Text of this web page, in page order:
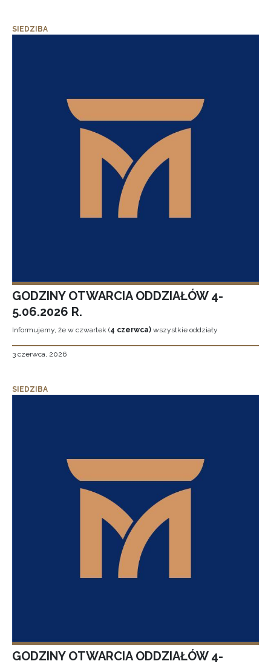
SIEDZIBA
GODZINY OTWARCIA ODDZIAŁÓW 4-
5.06.2026 R.
Informujemy, że w czwartek (4 czerwca) wszystkie oddziały
3 czerwca, 2026
SIEDZIBA
GODZINY OTWARCIA ODDZIAŁÓW 4-